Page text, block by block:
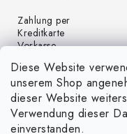
Diese Website
unserem Shop
dieser Website
Verwendung dieser
einverstanden.
Zahlung per
Kreditkarte
Vorkasse
Zahlung per PayPal
Nachnahme